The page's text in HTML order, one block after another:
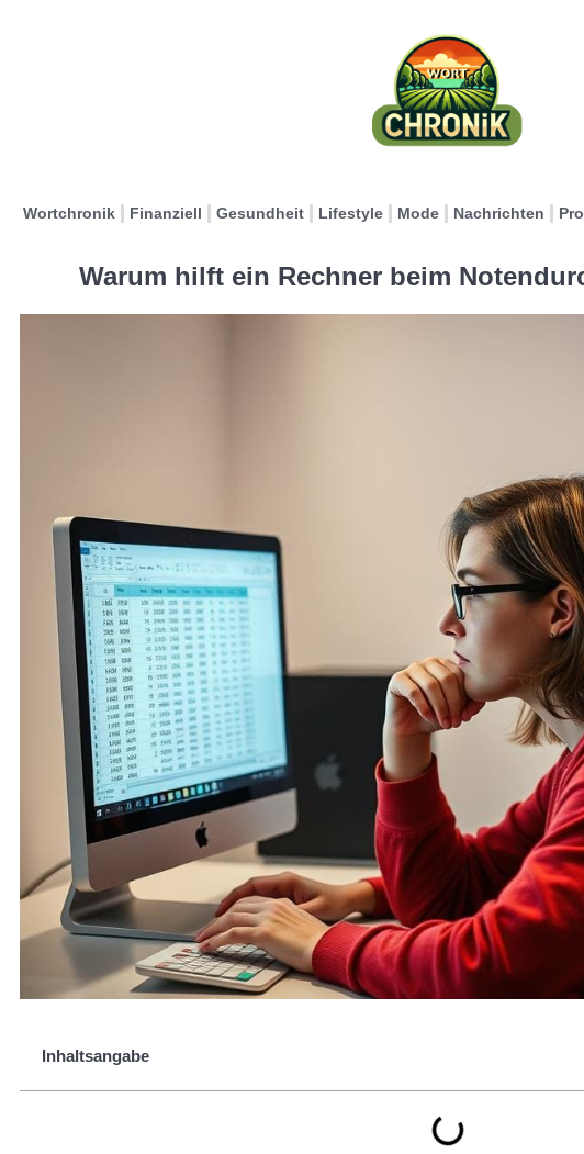
Wortchronik Finanziell Gesundheit Lifestyle Mode Nachrichten
Warum hilft ein Rechner beim
Inhaltsangabe